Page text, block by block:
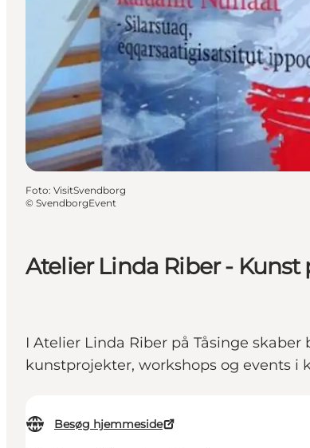
Atelier Linda Riber - Kunst
I Atelier Linda Riber på Tåsinge
kunstprojekter, workshops og events i
Besøg hjemmeside
Foto: VisitSvendborg
© SvendborgEvent